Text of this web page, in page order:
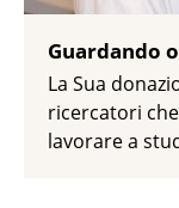
Guardando
La Sua
ricercatori
lavorare a